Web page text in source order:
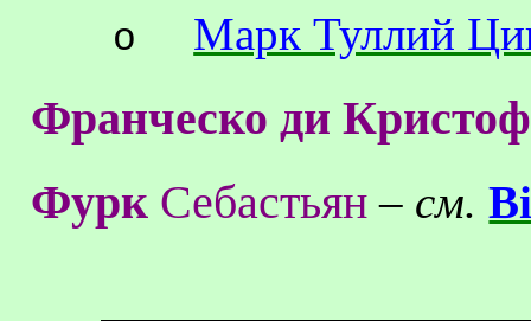
o Марк Туллий
Франческо ди
Фурк Себастьян – см.